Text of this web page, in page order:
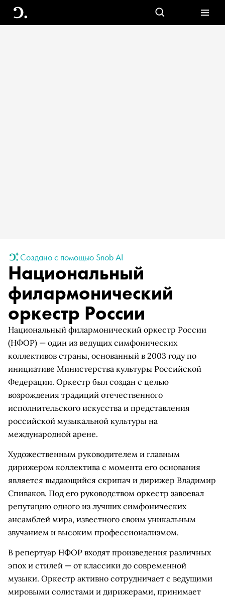
Создано с помощью Snob AI
Национальный
филармонический
оркестр России
Национальный филармонический оркестр России
(НФОР) — один из ведущих симфонических
коллективов страны, основанный в 2003 году по
инициативе Министерства культуры Российской
Федерации. Оркестр был создан с целью
возрождения традиций отечественного
исполнительского искусства и представления
российской музыкальной культуры на
международной арене.
Художественным руководителем и главным
дирижером коллектива с момента его основания
является выдающийся скрипач и дирижер Владимир
Спиваков. Под его руководством оркестр завоевал
репутацию одного из лучших симфонических
ансамблей мира, известного своим уникальным
звучанием и высоким профессионализмом.
В репертуар НФОР входят произведения различных
эпох и стилей — от классики до современной
музыки. Оркестр активно сотрудничает с ведущими
мировыми солистами и дирижерами, принимает